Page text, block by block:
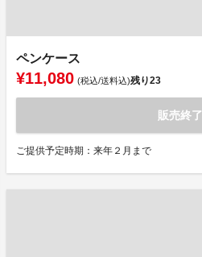
ペンケース
¥11,080 (税込/送料込)残り23
販売終了
ご提供予定時期：来年２月まで